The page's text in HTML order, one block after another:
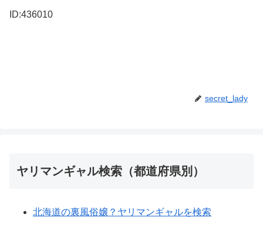
ID:436010
secret_lady
ヤリマンギャル検索（都道府県別）
北海道の裏風俗嬢？ヤリマンギャルを検索